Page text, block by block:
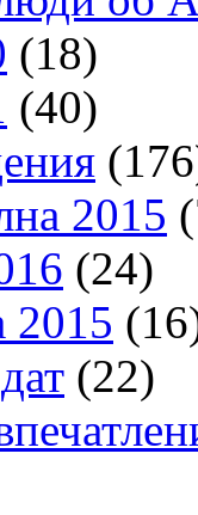
(18)
(40)
2015
(24)
2015
(22)